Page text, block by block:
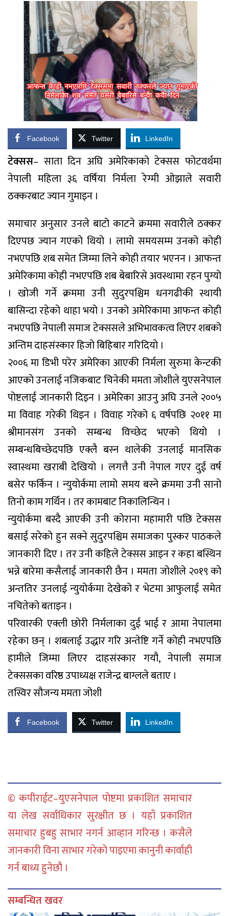
Facebook Twitter LinkedIn
टेक्सस– साता दिन अघि अमेरिकाको टेक्सस फोटवर्थमा
नेपाली महिला ३६ वर्षिया निर्मला रेग्मी ओझाले सवारी
ठक्करबाट ज्यान गुमाइन ।
समाचार अनुसार उनले बाटो काटने क्रममा सवारीले ठक्कर
दिएपछ ज्यान गएको थियो । लामो समयसम्म उनको कोही
नभएपछि शब समेत जिम्मा लिने कोही तयार भएनन । आफन्त
अमेरिकामा कोही नभएपछि शब बेबारिसे अवस्थामा रहन पुग्यो
। खोजी गर्ने क्रममा उनी सुदुरपश्चिम धनगढीकी स्थायी
बासिन्दा रहेको थाहा भयो । उनको अमेरिकामा आफन्त कोही
नभएपछि नेपाली समाज टेक्ससले अभिभावकत्व लिएर शबको
अन्तिम दाहसंस्कार हिजो बिहिबार गरिदियो ।
२००६ मा डिभी परेर अमेरिका आएकी निर्मला सुरुमा केन्टकी
आएको उनलाई नजिकबाट चिनेकी ममता जोशीले युएसनेपाल
पोष्टलाई जानकारी दिइन । अमेरिका आउनु अघि उनले २००५
मा विवाह गरेकी थिइन । विवाह गरेको ६ वर्षपछि २०११ मा
श्रीमानसंग उनको सम्बन्ध विच्छेद भएको थियो ।
सम्बन्धबिच्छेदपछि एक्लै बस्न थालेकी उनलाई मानसिक
स्वास्थमा खराबी देखियो । लगत्तै उनी नेपाल गएर दुई वर्ष
बसेर फर्किन । न्युयोर्कमा लामो समय बस्ने क्रममा उनी सानो
तिनो काम गर्थिन । तर कामबाट निकालिन्थिन ।
न्युयोर्कमा बस्दै आएकी उनी कोराना महामारी पछि टेक्सस
बसाई सरेको हुन सक्ने सुदुरपश्चिम समाजका पुस्कर पाठकले
जानकारी दिए । तर उनी कहिले टेक्सस आइन र कहा बस्थिन
भन्ने बारेमा कसैलाई जानकारी छैन । ममता जोशीले २०१९ को
अन्ततिर उनलाई न्युयोर्कमा देखेको र भेटमा आफुलाई समेत
नचितेको बताइन ।
परिवारकी एक्ली छोरी निर्मलाका दुई भाई र आमा नेपालमा
रहेका छन् । शबलाई उद्धार गरि अन्तेष्टि गर्ने कोही नभएपछि
हामीले जिम्मा लिएर दाहसंस्कार गयौ, नेपाली समाज
टेक्ससका वरिष्ठ उपाध्यक्ष राजेन्द्र बाग्लले बताए ।
तस्विर सौजन्य ममता जोशी
Facebook Twitter LinkedIn
© कपीराईट–युएसनेपाल पोष्टमा प्रकाशित समाचार
या लेख सर्वाधिकार सुरक्षीत छ । यहाँ प्रकाशित
समाचार हुबहु साभार नगर्न आव्हान गरिन्छ । कसैले
जानकारी विना साभार गरेको पाइएमा कानुनी कार्वाही
गर्न बाध्य हुनेछौ ।
सम्बन्धित खवर